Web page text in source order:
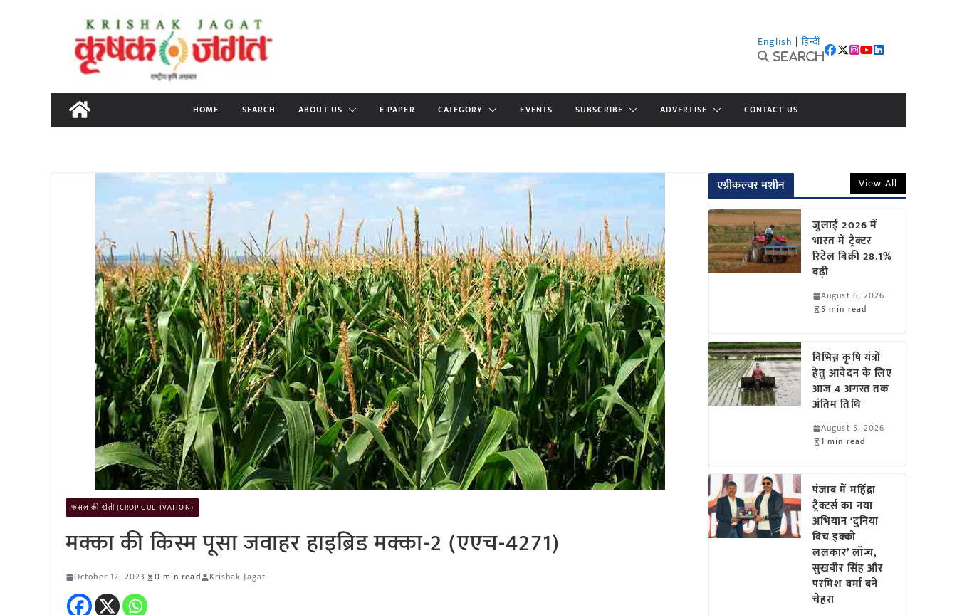
content
English | हिन्दी
Search
HOME SEARCH ABOUT US E-PAPER CATEGORY EVENTS SUBSCRIBE ADVERTISE CONTACT US
फसल की खेती (CROP CULTIVATION)
मक्का की किस्म पूसा जवाहर हाइब्रिड मक्का-2 (एएच-4271)
October 12, 2023 0 min read Krishak Jagat
एग्रीकल्चर मशीन View All
जुलाई 2026 में
भारत में ट्रैक्टर
रिटेल बिक्री 28.1%
बढ़ी
August 6, 2026
5 min read
विभिन्न कृषि यंत्रों
हेतु आवेदन के लिए
आज 4 अगस्त तक
अंतिम तिथि
August 5, 2026
1 min read
पंजाब में महिंद्रा
ट्रैक्टर्स का नया
अभियान ‘दुनिया
विच इक्को
ललकार’ लॉन्च,
सुखबीर सिंह और
परमिश वर्मा बने
चेहरा